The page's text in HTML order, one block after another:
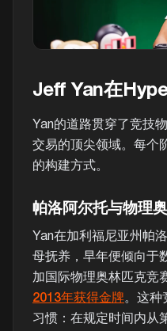
Jeff Yan在
Yan的道路贯穿了竞技
交易的顶尖领域。每个
的构建方式。
帕洛阿尔托与物理
Yan在加利福尼亚州帕
母抚养，早年便倾向于
加国际物理奥林匹克竞
2013年获得金牌。这种
习惯：在规定时间内从